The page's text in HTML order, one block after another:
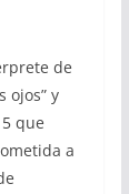
de
ojos” y
que
a